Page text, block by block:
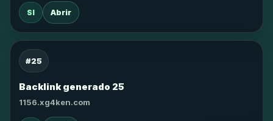
SI Abrir
#25
Backlink generado 25
1156.xg4ken.com